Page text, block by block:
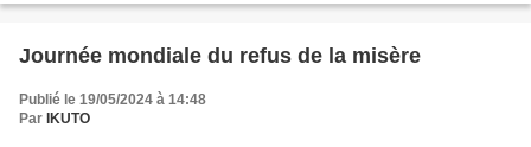
Journée mondiale du refus de la misère
Publié le 19/05/2024 à 14:48
Par IKUTO